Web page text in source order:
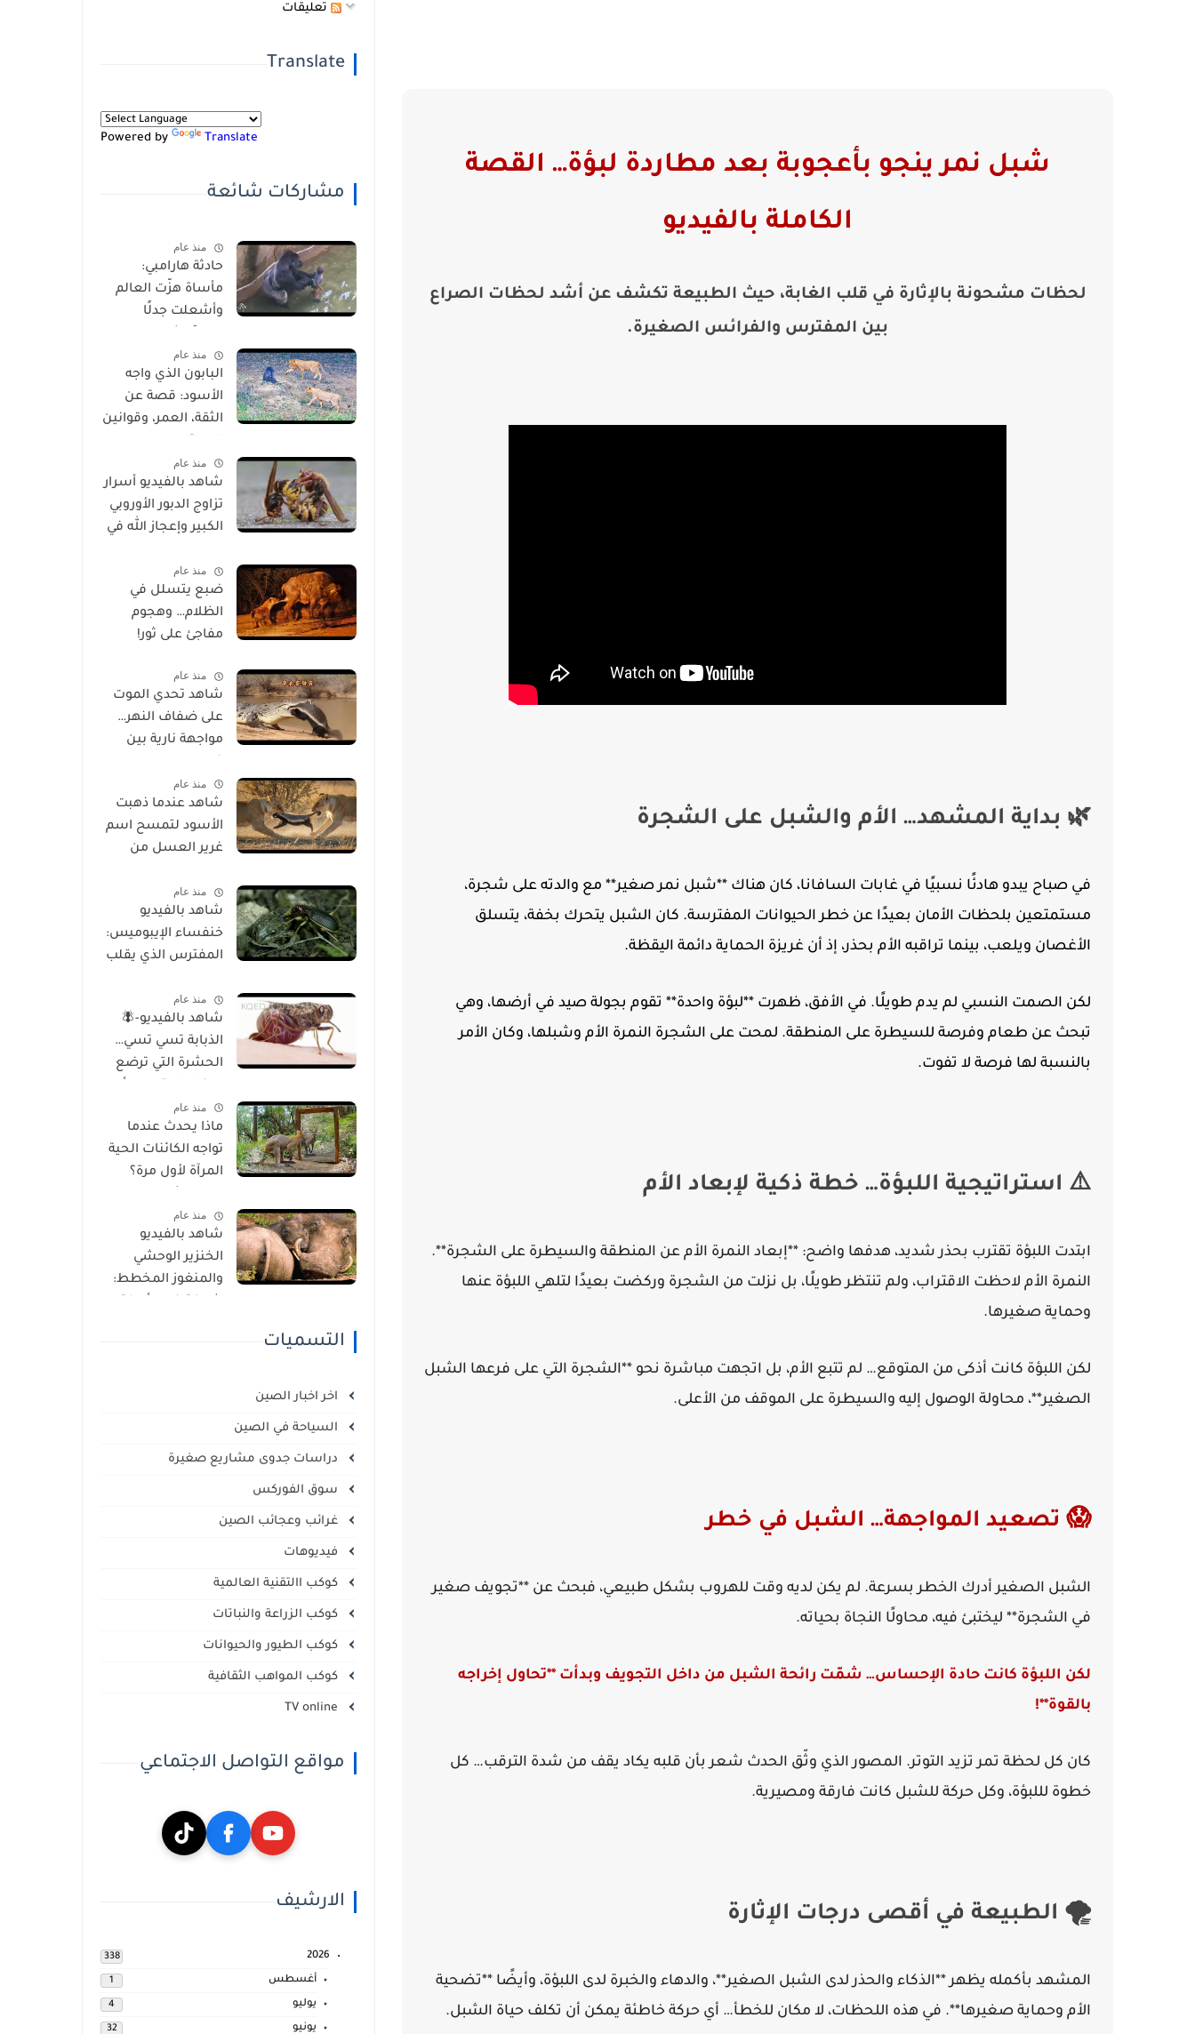
شبل نمر ينجو بأعجوبة بعد مطاردة لبؤة… القصة
الكاملة بالفيديو
لحظات مشحونة بالإثارة في قلب الغابة، حيث الطبيعة تكشف عن أشد لحظات الصراع
بين المفترس والفرائس الصغيرة.
🌿 بداية المشهد… الأم والشبل على الشجرة
في صباح يبدو هادئًا نسبيًا في غابات السافانا، كان هناك **شبل نمر صغير** مع والدته على شجرة،
مستمتعين بلحظات الأمان بعيدًا عن خطر الحيوانات المفترسة. كان الشبل يتحرك بخفة، يتسلق
الأغصان ويلعب، بينما تراقبه الأم بحذر، إذ أن غريزة الحماية دائمة اليقظة.
لكن الصمت النسبي لم يدم طويلًا. في الأفق، ظهرت **لبؤة واحدة** تقوم بجولة صيد في أرضها، وهي
تبحث عن طعام وفرصة للسيطرة على المنطقة. لمحت على الشجرة النمرة الأم وشبلها، وكان الأمر
بالنسبة لها فرصة لا تفوت.
⚠️ استراتيجية اللبؤة… خطة ذكية لإبعاد الأم
ابتدت اللبؤة تقترب بحذر شديد، هدفها واضح: **إبعاد النمرة الأم عن المنطقة والسيطرة على الشجرة**.
النمرة الأم لاحظت الاقتراب، ولم تنتظر طويلًا، بل نزلت من الشجرة وركضت بعيدًا لتلهي اللبؤة عنها
وحماية صغيرها.
لكن اللبؤة كانت أذكى من المتوقع… لم تتبع الأم، بل اتجهت مباشرة نحو **الشجرة التي على فرعها الشبل
الصغير**، محاولة الوصول إليه والسيطرة على الموقف من الأعلى.
😱 تصعيد المواجهة… الشبل في خطر
الشبل الصغير أدرك الخطر بسرعة. لم يكن لديه وقت للهروب بشكل طبيعي، فبحث عن **تجويف صغير
في الشجرة** ليختبئ فيه، محاولًا النجاة بحياته.
لكن اللبؤة كانت حادة الإحساس… شمّت رائحة الشبل من داخل التجويف وبدأت **تحاول إخراجه
بالقوة**!
كان كل لحظة تمر تزيد التوتر. المصور الذي وثّق الحدث شعر بأن قلبه يكاد يقف من شدة الترقب… كل
خطوة لللبؤة، وكل حركة للشبل كانت فارقة ومصيرية.
🌪 الطبيعة في أقصى درجات الإثارة
المشهد بأكمله يظهر **الذكاء والحذر لدى الشبل الصغير**، والدهاء والخبرة لدى اللبؤة، وأيضًا **تضحية
الأم وحماية صغيرها**. في هذه اللحظات، لا مكان للخطأ… أي حركة خاطئة يمكن أن تكلف حياة الشبل.
تعليقات
Translate
Powered by Translate
مشاركات شائعة
منذ عام
حادثة هارامبي:
مأساة هزّت العالم
وأشعلت جدلًا
بالفيديو
منذ عام
البابون الذي واجه
الأسود: قصة عن
الثقة، العمر، وقوانين
منذ عام
شاهد بالفيديو أسرار
تزاوج الدبور الأوروبي
الكبير وإعجاز الله في
منذ عام
ضبع يتسلل في
الظلام… وهجوم
مفاجئ على ثور!
منذ عام
شاهد تحدي الموت
على ضفاف النهر…
مواجهة نارية بين
وتمساح شرس
منذ عام
شاهد عندما ذهبت
الأسود لتمسح اسم
غرير العسل من
منذ عام
شاهد بالفيديو
خنفساء الإيبوميس:
المفترس الذي يقلب
منذ عام
شاهد بالفيديو-🪰
الذبابة تسي تسي…
الحشرة التي ترضع
أخطر الأمراض في
إفريقيا!
منذ عام
ماذا يحدث عندما
تواجه الكائنات الحية
المرآة لأول مرة؟
للسلوك والوعي
الذاتي
منذ عام
شاهد بالفيديو
الخنزير الوحشي
والمنغوز المخطط:
التسميات
اخر اخبار الصين
السياحة في الصين
دراسات جدوى مشاريع صغيرة
سوق الفوركس
غرائب وعجائب الصين
فيديوهات
كوكب االتقنية العالمية
كوكب الزراعة والنباتات
كوكب الطيور والحيوانات
كوكب المواهب الثقافية
مواقع التواصل الاجتماعي
الارشيف
2026
338
أغسطس 1
يوليو 4
يونيو 32